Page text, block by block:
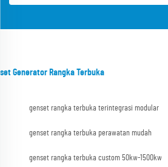
set Generator Rangka Terbuka
genset rangka terbuka terintegrasi modular
genset rangka terbuka perawatan mudah
genset rangka terbuka custom 50kw-1500kw